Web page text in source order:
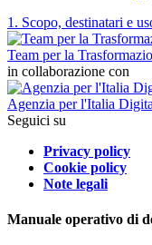
1. Scopo, destinatari e
Team per la
in collaborazione con
Agenzia per l'Italia
Seguici su
Privacy policy
Cookie policy
Note legali
Manuale operativo di